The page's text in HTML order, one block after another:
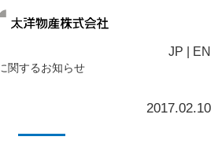
JP EN
関するお知らせ
2017.02.10